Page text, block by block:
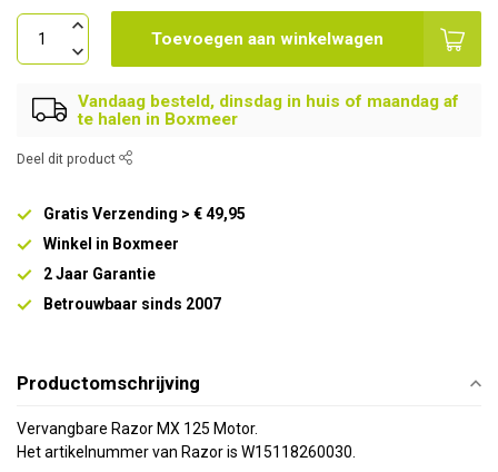
Toevoegen aan winkelwagen
Vandaag besteld, dinsdag in huis of maandag af
te halen in Boxmeer
Deel dit product
Gratis Verzending > € 49,95
Winkel in Boxmeer
2 Jaar Garantie
Betrouwbaar sinds 2007
Productomschrijving
Vervangbare Razor MX 125 Motor.
Het artikelnummer van Razor is W15118260030.